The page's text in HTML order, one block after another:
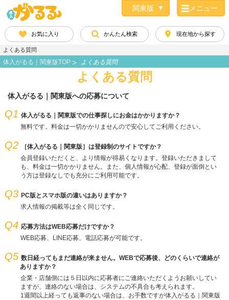
メニュー
お気に入り かんたん検索 現在地から探す
よくある質問
体入がるる｜関東版TOP よくある質問
よくある質問
体入がるる｜関東版への応募について
Q1 体入がるる｜関東版での仕事探しにお金はかかりますか？
無料です。料金は一切かかりませんので安心してご利用ください。
Q2
［体入がるる｜関東版］は登録制のサイトですか？
会員登録いただくと、より情報が得易くなります。登録いただきまして
も、料金は一切かかりません。また、個人情報が心配、登録が面倒とい
う方は登録なしでも充分にご利用可能です。
Q3 PC版とスマホ版の違いはありますか？
求人情報の掲載等は全く同じです。
Q4 応募方法はWEB応募だけですか？
WEB応募、LINE応募、電話応募が可能です。
Q5 数日経ってもまだ連絡が来ません。WEBで応募後、どのくらいで連絡が
ありますか？
企業・店舗側には５日以内に応募者にご連絡いただくようお願いしてい
ますが、連絡のない場合は、システムの不具合も考えられます。
1週間以上経っても返事のない場合は、お手数ですが体入がるる｜関東版